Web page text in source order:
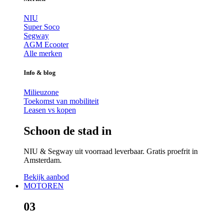
NIU
Super Soco
Segway
AGM Ecooter
Alle merken
Info & blog
Milieuzone
Toekomst van mobiliteit
Leasen vs kopen
Schoon de stad in
NIU & Segway uit voorraad leverbaar. Gratis proefrit in
Amsterdam.
Bekijk aanbod
MOTOREN
03